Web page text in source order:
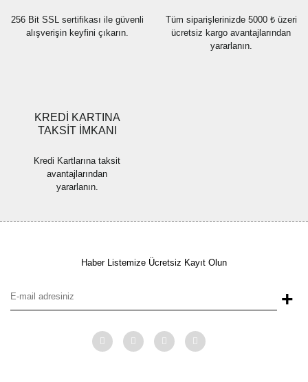
256 Bit SSL sertifikası ile güvenli
alışverişin keyfini çıkarın.
Tüm siparişlerinizde 5000 ₺ üzeri
ücretsiz kargo avantajlarından
yararlanın.
KREDİ KARTINA
TAKSİT İMKANI
Kredi Kartlarına taksit
avantajlarından
yararlanın.
Haber Listemize Ücretsiz Kayıt Olun
+